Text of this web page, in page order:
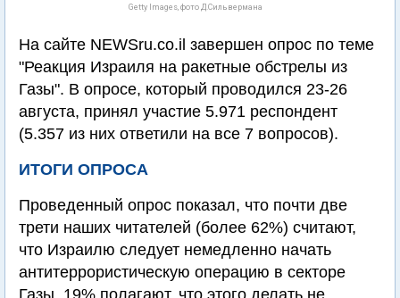
Getty Images, фото Д.Сильвермана
На сайте NEWSru.co.il завершен опрос по теме
"Реакция Израиля на ракетные обстрелы из
Газы". В опросе, который проводился 23-26
августа, принял участие 5.971 респондент
(5.357 из них ответили на все 7 вопросов).
ИТОГИ ОПРОСА
Проведенный опрос показал, что почти две
трети наших читателей (более 62%) считают,
что Израилю следует немедленно начать
антитеррористическую операцию в секторе